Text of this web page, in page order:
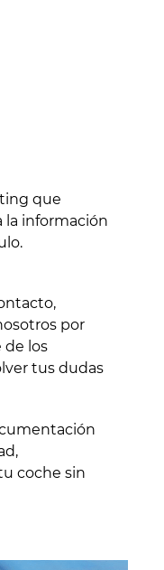
que
la información
por
de los
tus dudas
coche sin